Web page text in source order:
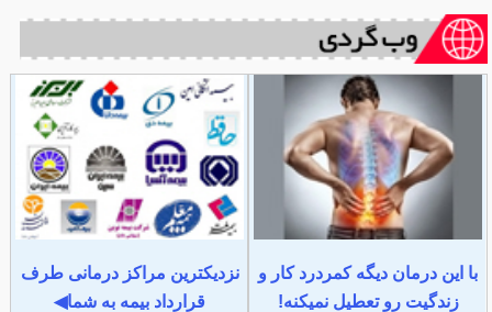
با این درمان دیگه کمردرد کار و
زندگیت رو تعطیل نمیکنه!
نزدیکترین مراکز درمانی طرف
قرارداد بیمه به شما◀